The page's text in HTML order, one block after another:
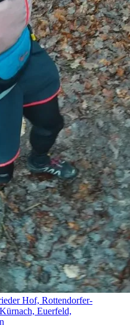
Hof, Rottendorfer-
Euerfeld,